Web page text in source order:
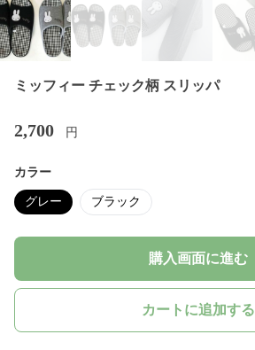
ミッフィー チェック柄 スリッパ
2,700 円
カラー
グレー ブラック
購入画面に進む
カートに追加する